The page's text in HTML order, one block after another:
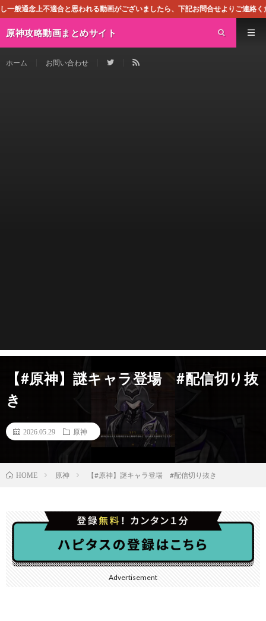
思われる動画がございましたら、下記お問合せよりご連絡ください。即刻
原神攻略動画まとめサイト
ホーム お問い合わせ
【#原神】謎キャラ登場 #配信切り抜
き
2026.05.29 原神
HOME 原神 【#原神】謎キャラ登場 #配信切り抜き
Advertisement